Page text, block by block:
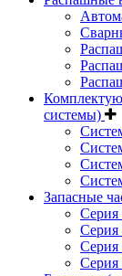
системы)
Запасные
Серия
Серия